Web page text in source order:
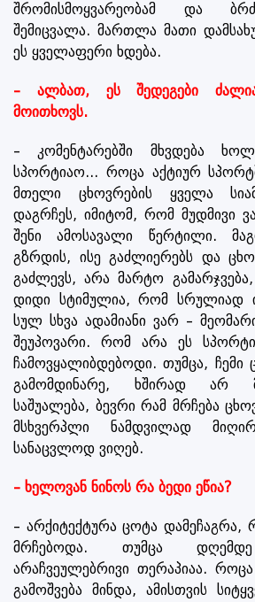
შრომისმოყვარეობამ და
შემიცვალა. მართლა მათი
ეს ყველაფერი ხდება.
– ალბათ, ეს შედეგები
მოითხოვს.
– კომენტარებში მხვდება
სპორტიაო... როცა აქტიურ
მთელი ცხოვრების ყველა
დაგრჩეს, იმიტომ, რომ მუდმივი
შენი ამოსავალი წერტილი.
გზრდის, ისე გაძლიერებს და
გაძლევს, არა მარტო
დიდი სტიმულია, რომ სრულიად
სულ სხვა ადამიანი ვარ –
შეუპოვარი. რომ არა ეს
ჩამოვყალიბდებოდი. თუმცა, ჩემი
გამომდინარე, ხშირად არ
საშუალება, ბევრი რამ მრჩება
მსხვერპლი ნამდვილად
სანაცვლოდ ვიღებ.
– ხელოვან ნინოს რა ბედი ეწია?
– არქიტექტურა ცოტა
მრჩებოდა. თუმცა
არაჩვეულებრივი თერაპიაა.
გამოშვება მინდა, ამისთვის